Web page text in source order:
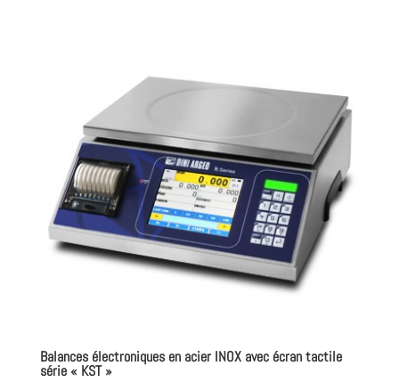
Balances électroniques en acier INOX avec écran tactile
série « KST »